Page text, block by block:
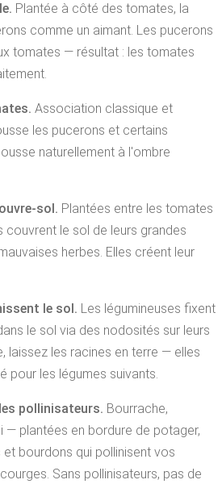
Plantée à côté des tomates, la
comme un aimant. Les pucerons
tomates — résultat : les tomates
Association classique et
les pucerons et certains
naturellement à l'ombre
sol. Plantées entre les tomates
couvrent le sol de leurs grandes
herbes. Elles créent leur
le sol. Les légumineuses fixent
le sol via des nodosités sur leurs
laissez les racines en terre — elles
pour les légumes suivants.
pollinisateurs. Bourrache,
— plantées en bordure de potager,
bourdons qui pollinisent vos
Sans pollinisateurs, pas de